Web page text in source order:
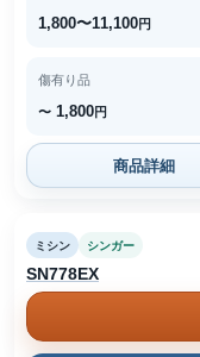
1,800〜11,100円
傷有り品
〜 1,800円
商品詳細
ミシン シンガー
SN778EX